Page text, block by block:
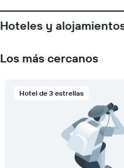
Hoteles y
Los más cercanos
Hotel de 3 estrellas